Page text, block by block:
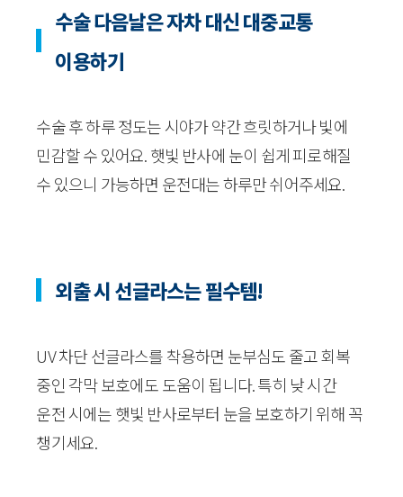
수술 다음날은 자차 대신 대중교통
이용하기
수술 후 하루 정도는 시야가 약간 흐릿하거나 빛에
민감할 수 있어요. 햇빛 반사에 눈이 쉽게 피로해질
수 있으니 가능하면 운전대는 하루만 쉬어주세요.
외출 시 선글라스는 필수템!
UV 차단 선글라스를 착용하면 눈부심도 줄고 회복
중인 각막 보호에도 도움이 됩니다. 특히 낮 시간
운전 시에는 햇빛 반사로부터 눈을 보호하기 위해 꼭
챙기세요.